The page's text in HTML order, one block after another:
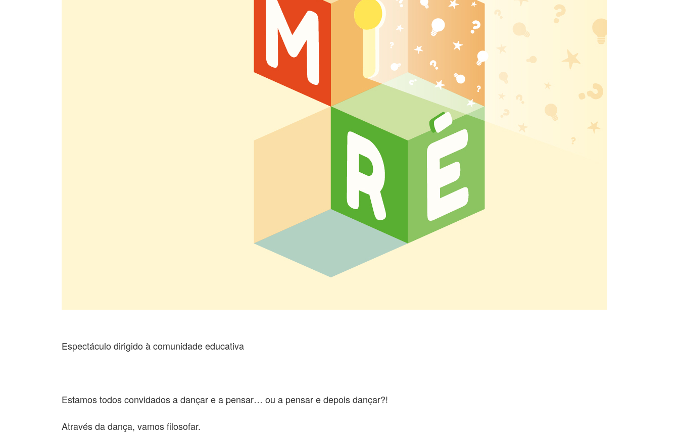
Espectáculo dirigido à comunidade educativa
Estamos todos convidados a dançar e a pensar… ou a pensar e depois dançar?!
Através da dança, vamos filosofar.